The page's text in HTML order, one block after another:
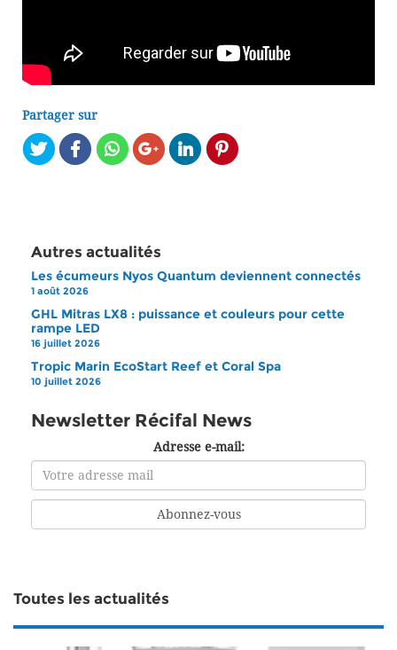
Partager sur
Autres actualités
Les écumeurs Nyos Quantum deviennent connectés
1 août 2026
GHL Mitras LX8 : puissance et couleurs pour cette
rampe LED
16 juillet 2026
Tropic Marin EcoStart Reef et Coral Spa
10 juillet 2026
Newsletter Récifal News
Adresse e-mail:
Toutes les actualités